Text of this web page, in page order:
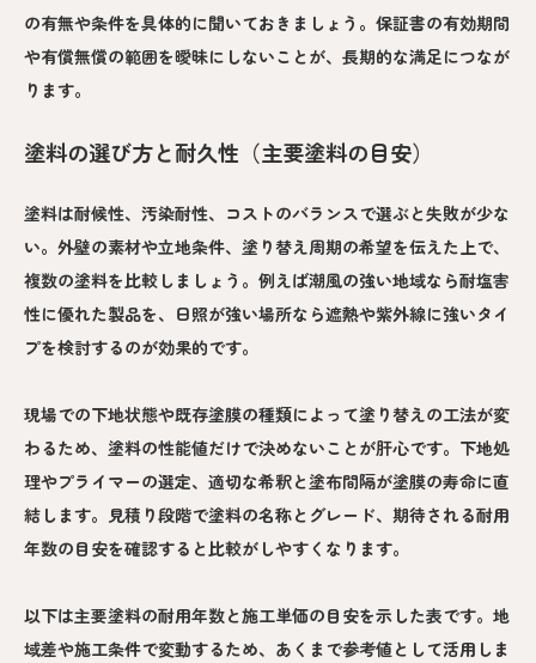
の有無や条件を具体的に聞いておきましょう。保証書の有効期間
や有償無償の範囲を曖昧にしないことが、長期的な満足につなが
ります。
塗料の選び方と耐久性（主要塗料の目安）
塗料は耐候性、汚染耐性、コストのバランスで選ぶと失敗が少な
い。外壁の素材や立地条件、塗り替え周期の希望を伝えた上で、
複数の塗料を比較しましょう。例えば潮風の強い地域なら耐塩害
性に優れた製品を、日照が強い場所なら遮熱や紫外線に強いタイ
プを検討するのが効果的です。
現場での下地状態や既存塗膜の種類によって塗り替えの工法が変
わるため、塗料の性能値だけで決めないことが肝心です。下地処
理やプライマーの選定、適切な希釈と塗布間隔が塗膜の寿命に直
結します。見積り段階で塗料の名称とグレード、期待される耐用
年数の目安を確認すると比較がしやすくなります。
以下は主要塗料の耐用年数と施工単価の目安を示した表です。地
域差や施工条件で変動するため、あくまで参考値として活用しま